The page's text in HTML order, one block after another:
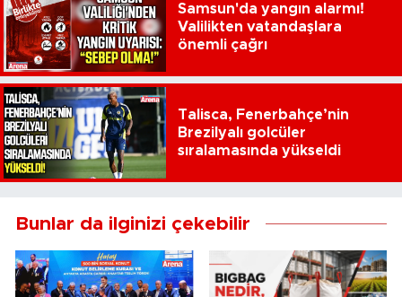
Samsun'da yangın alarmı!
Valilikten vatandaşlara
önemli çağrı
Talisca, Fenerbahçe’nin
Brezilyalı golcüler
sıralamasında yükseldi
Bunlar da ilginizi çekebilir